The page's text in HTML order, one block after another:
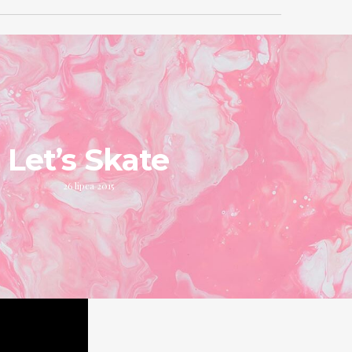
Let’s Skate
26 lipca 2015